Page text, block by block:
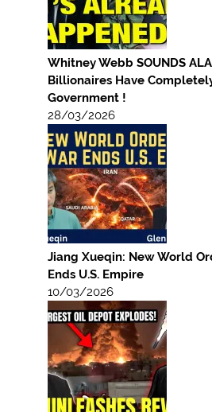
Whitney Webb SOUNDS
Billionaires Have
Government !
28/03/2026
Jiang Xueqin: New World
Ends U.S. Empire
10/03/2026